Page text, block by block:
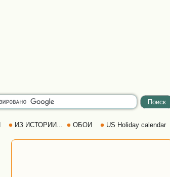
ИЗ ИСТОРИИ... ОБОИ US Holiday calendar